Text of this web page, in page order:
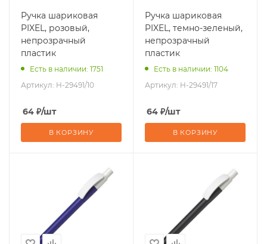
Ручка шариковая
PIXEL, розовый,
непрозрачный
пластик
Есть в наличии: 1751
Артикул: H-29491/10
64 ₽/шт
В КОРЗИНУ
Ручка шариковая
PIXEL, темно-зеленый,
непрозрачный
пластик
Есть в наличии: 1104
Артикул: H-29491/17
64 ₽/шт
В КОРЗИНУ